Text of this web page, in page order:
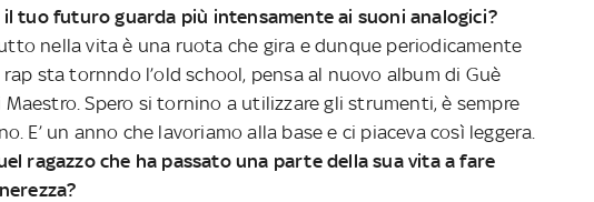
tuo futuro guarda più intensamente ai suoni analogici?
nella vita è una ruota che gira e dunque periodicamente
sta tornndo l’old school, pensa al nuovo album di Guè
Spero si tornino a utilizzare gli strumenti, è sempre
E’ un anno che lavoriamo alla base e ci piaceva così leggera.
ragazzo che ha passato una parte della sua vita a fare